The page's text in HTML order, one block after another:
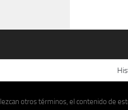
otros términos, el contenido de